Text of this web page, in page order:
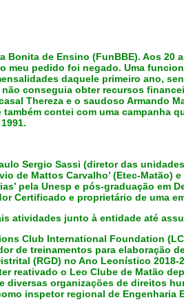
Bonita de Ensino (FunBBE). Aos
meu pedido foi negado. Uma
daquele primeiro ano,
conseguia obter recursos
Thereza e o saudoso Armando
contei com uma campanha
Sergio Sassi (diretor das
Mattos Carvalho’ (Etec-Matão)
pela Unesp e pós-graduação
e proprietário de uma
atividades junto à entidade até
Club International Foundation
de treinamentos para elaboração
(RGD) no Ano Leonístico
o Leo Clube de Matão
diversas organizações de direitos
inspetor regional de